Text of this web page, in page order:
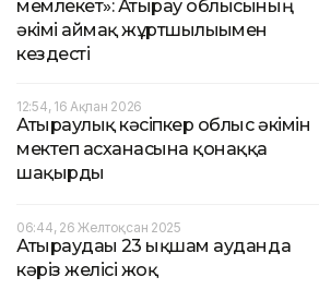
мемлекет»: Атырау облысының
әкімі аймақ жұртшылығымен
кездесті
12:54, 16 Ақпан 2026
Атыраулық кәсіпкер облыс әкімін
мектеп асханасына қонаққа
шақырды
06:44, 26 Желтоқсан 2025
Атыраудағы 23 ықшам ауданда
кәріз желісі жоқ